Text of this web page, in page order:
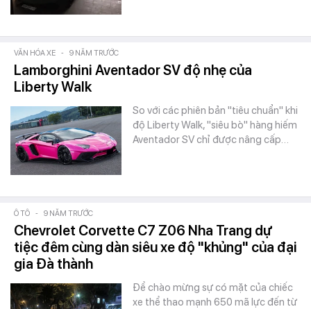
VĂN HÓA XE - 9 NĂM TRƯỚC
Lamborghini Aventador SV độ nhẹ của
Liberty Walk
So với các phiên bản "tiêu chuẩn" khi
độ Liberty Walk, "siêu bò" hàng hiếm
Aventador SV chỉ được nâng cấp…
Ô TÔ - 9 NĂM TRƯỚC
Chevrolet Corvette C7 Z06 Nha Trang dự
tiệc đêm cùng dàn siêu xe độ "khủng" của đại
gia Đà thành
Để chào mừng sự có mặt của chiếc
xe thể thao mạnh 650 mã lực đến từ